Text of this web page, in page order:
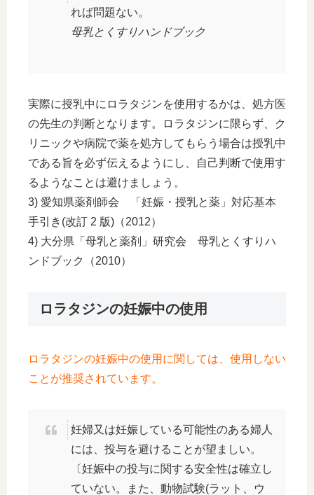
れば問題ない。
母乳とくすりハンドブック
実際に授乳中にロラタジンを使用するかは、処方医
の先生の判断となります。ロラタジンに限らず、ク
リニックや病院で薬を処方してもらう場合は授乳中
である旨を必ず伝えるようにし、自己判断で使用す
るようなことは避けましょう。
3) 愛知県薬剤師会 「妊娠・授乳と薬」対応基本
手引き(改訂 2 版)（2012）
4) 大分県「母乳と薬剤」研究会 母乳とくすりハ
ンドブック（2010）
ロラタジンの妊娠中の使用
ロラタジンの妊娠中の使用に関しては、使用しない
ことが推奨されています。
妊婦又は妊娠している可能性のある婦人
には、投与を避けることが望ましい。
〔妊娠中の投与に関する安全性は確立し
ていない。また、動物試験(ラット、ウ